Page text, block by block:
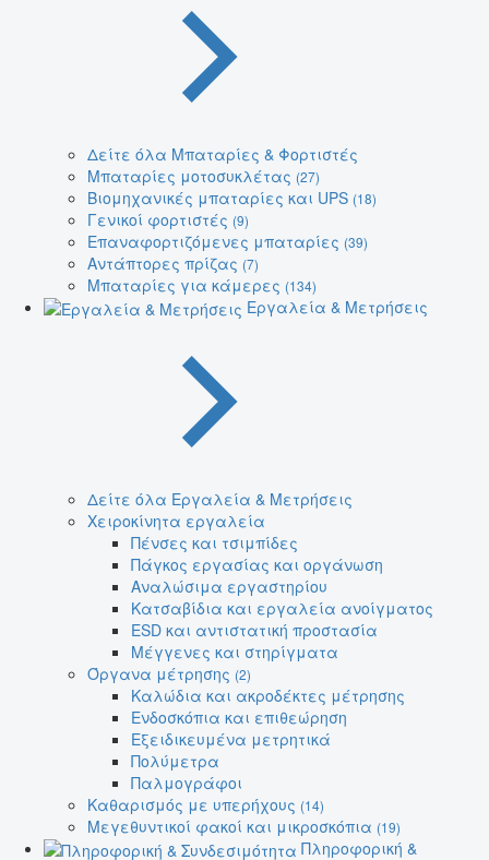
Δείτε όλα Μπαταρίες & Φορτιστές
Μπαταρίες μοτοσυκλέτας (27)
Βιομηχανικές μπαταρίες και UPS (18)
Γενικοί φορτιστές (9)
Επαναφορτιζόμενες μπαταρίες (39)
Αντάπτορες πρίζας (7)
Μπαταρίες για κάμερες (134)
Εργαλεία & Μετρήσεις
Δείτε όλα Εργαλεία & Μετρήσεις
Χειροκίνητα εργαλεία
Πένσες και τσιμπίδες
Πάγκος εργασίας και οργάνωση
Αναλώσιμα εργαστηρίου
Κατσαβίδια και εργαλεία ανοίγματος
ESD και αντιστατική προστασία
Μέγγενες και στηρίγματα
Όργανα μέτρησης (2)
Καλώδια και ακροδέκτες μέτρησης
Ενδοσκόπια και επιθεώρηση
Εξειδικευμένα μετρητικά
Πολύμετρα
Παλμογράφοι
Καθαρισμός με υπερήχους (14)
Μεγεθυντικοί φακοί και μικροσκόπια (19)
Πληροφορική &